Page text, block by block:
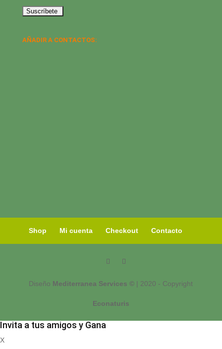
AÑADIR A CONTACTOS:
Shop Mi cuenta Checkout Contacto
Diseño Mediterranea Services © | 2020 - Copyright
Econaturis
Invita a tus amigos y Gana
X